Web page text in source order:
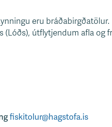
eru
útflytjendum afla og
fiskitolur@hagstofa.is